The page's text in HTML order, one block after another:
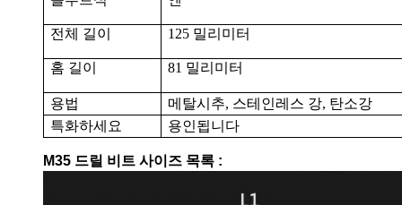
전체 길이 125 밀리미터
홈 길이 81 밀리미터
용법
메탈시추, 스테인레스 강, 탄소강
특화하세요
용인됩니다
M35 드릴 비트 사이즈 목록 :